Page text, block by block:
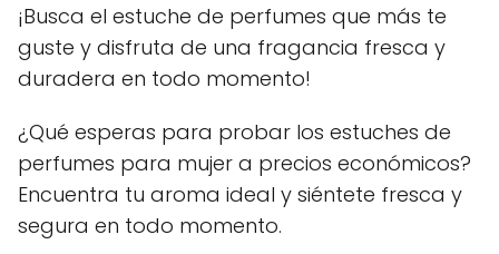
¡Busca el estuche de perfumes que más te
guste y disfruta de una fragancia fresca y
duradera en todo momento!
¿Qué esperas para probar los estuches de
perfumes para mujer a precios económicos?
Encuentra tu aroma ideal y siéntete fresca y
segura en todo momento.